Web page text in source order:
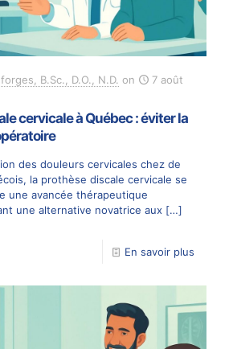
B.Sc., D.O., N.D. on
7 août
cervicale à Québec : éviter la
des douleurs cervicales chez de
la prothèse discale cervicale se
une avancée thérapeutique
une alternative novatrice aux […]
En savoir plus